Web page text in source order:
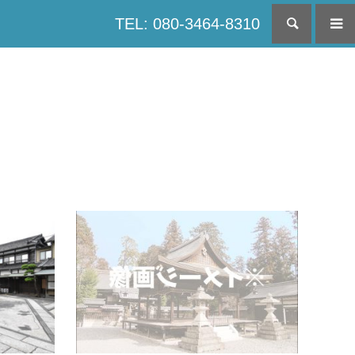
TEL: 080-3464-8310 検索